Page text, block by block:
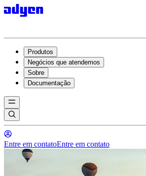
Produtos
Negócios que atendemos
Sobre
Documentação
Entre em contatoEntre em contato